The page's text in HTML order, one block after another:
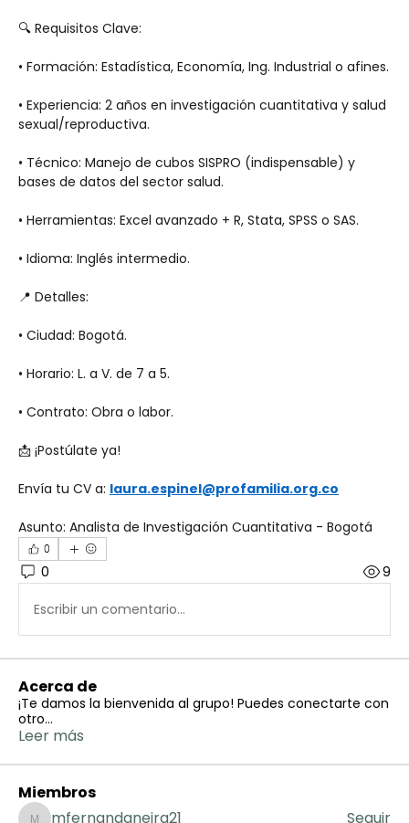
🔍 Requisitos Clave:
• Formación: Estadística, Economía, Ing. Industrial o afines.
• Experiencia: 2 años en investigación cuantitativa y salud
sexual/reproductiva.
• Técnico: Manejo de cubos SISPRO (indispensable) y
bases de datos del sector salud.
• Herramientas: Excel avanzado + R, Stata, SPSS o SAS.
• Idioma: Inglés intermedio.
📍 Detalles:
• Ciudad: Bogotá.
• Horario: L. a V. de 7 a 5.
• Contrato: Obra o labor.
📩 ¡Postúlate ya!
Envía tu CV a: laura.espinel@profamilia.org.co
Asunto: Analista de Investigación Cuantitativa - Bogotá
0
0 9
Escribir un comentario...
Acerca de
¡Te damos la bienvenida al grupo! Puedes conectarte con
otro...
Leer más
Miembros
mfernandaneira21 Seguir